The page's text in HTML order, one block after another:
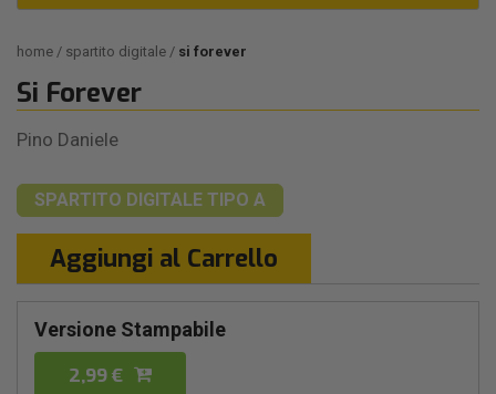
home spartito digitale si forever
Si Forever
Pino Daniele
SPARTITO DIGITALE TIPO A
Aggiungi al Carrello
Versione Stampabile
2,99 €